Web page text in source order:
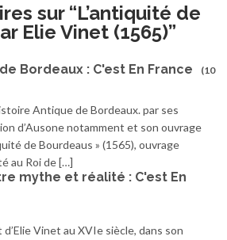
sur “L’antiquité de
Elie Vinet (1565)”
Bordeaux : C'est En France
(10
Antique de Bordeaux. par ses
d’Ausone notamment et son ouvrage
de Bourdeaus » (1565), ouvrage
au Roi de […]
mythe et réalité : C'est En
Vinet au XVIe siècle, dans son